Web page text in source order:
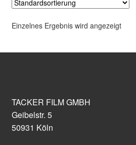
Einzelnes Ergebnis wird angezeigt
TACKER FILM GMBH
Geibelstr. 5
50931 Köln